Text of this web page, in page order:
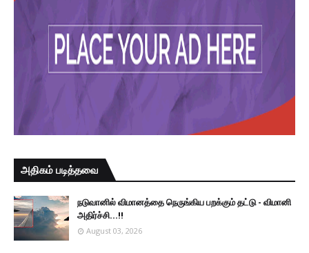
அதிகம் படித்தவை
நடுவானில் விமானத்தை நெருங்கிய பறக்கும் தட்டு - விமானி
அதிர்ச்சி...!!
August 03, 2026